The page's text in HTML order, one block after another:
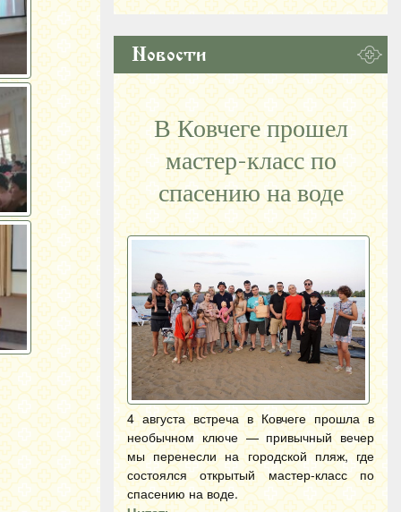
Новости
В Ковчеге прошел
мастер-класс по
спасению на воде
4 августа встреча в Ковчеге прошла в
необычном ключе — привычный вечер
мы перенесли на городской пляж, где
состоялся открытый мастер-класс по
спасению на воде.